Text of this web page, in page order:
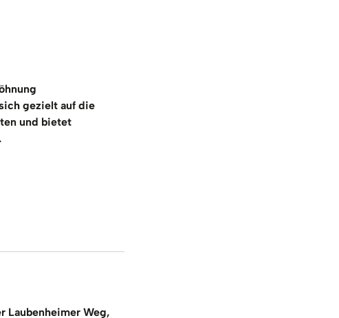
gezielt auf die
und bietet
Laubenheimer Weg,